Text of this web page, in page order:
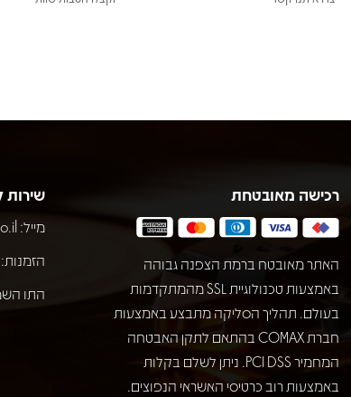
רכישה מאובטחת
האתר מאובטח ברמת הצפנה גבוהה
באמצעות טכנולוגיית SSL מהמתקדמות
בעולם. תהליך הסליקה מתבצע באמצעות
חברת COMAX בהתאם לתקן האבטחה
המחמיר PCI DSS. ניתן לשלם בקלות
באמצעות רוב כרטיסי האשראי הנפוצים.
שירות
מייל:
הזמנות: 02-6568831
התו